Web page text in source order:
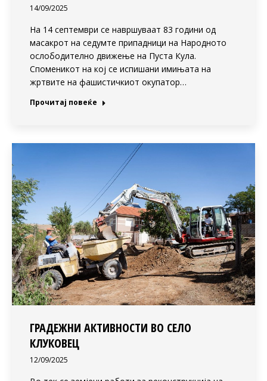
14/09/2025
На 14 септември се навршуваат 83 години од
масакрот на седумте припадници на Народното
ослободително движење на Пуста Кула.
Споменикот на кој се испишани имињата на
жртвите на фашистичкиот окупатор…
Прочитај повеќе
ГРАДЕЖНИ АКТИВНОСТИ ВО СЕЛО
КЛУКОВЕЦ
12/09/2025